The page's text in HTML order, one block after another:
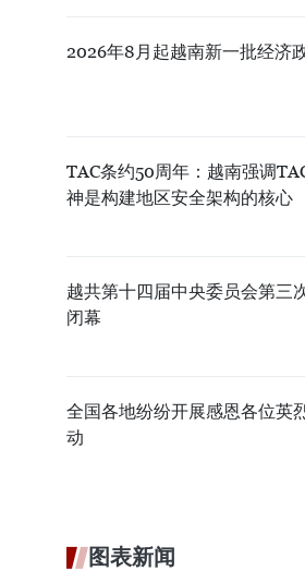
2026年8月起越南新一批经济
TAC条约50周年：越南强调
神是构建地区安全架构的核心
越共第十四届中央委员会第三
闭幕
全国各地纷纷开展感恩各位英
动
图表新闻